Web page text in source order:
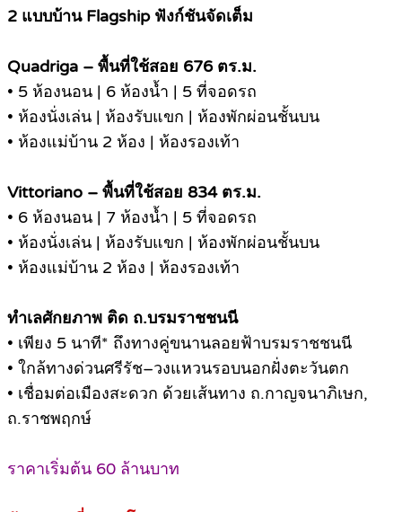
2 แบบบ้าน Flagship ฟังก์ชันจัดเต็ม
Quadriga – พื้นที่ใช้สอย 676 ตร.ม.
• 5 ห้องนอน | 6 ห้องน้ำ | 5 ที่จอดรถ
• ห้องนั่งเล่น | ห้องรับแขก | ห้องพักผ่อนชั้นบน
• ห้องแม่บ้าน 2 ห้อง | ห้องรองเท้า
Vittoriano – พื้นที่ใช้สอย 834 ตร.ม.
• 6 ห้องนอน | 7 ห้องน้ำ | 5 ที่จอดรถ
• ห้องนั่งเล่น | ห้องรับแขก | ห้องพักผ่อนชั้นบน
• ห้องแม่บ้าน 2 ห้อง | ห้องรองเท้า
ทำเลศักยภาพ ติด ถ.บรมราชชนนี
• เพียง 5 นาที* ถึงทางคู่ขนานลอยฟ้าบรมราชชนนี
• ใกล้ทางด่วนศรีรัช–วงแหวนรอบนอกฝั่งตะวันตก
• เชื่อมต่อเมืองสะดวก ด้วยเส้นทาง ถ.กาญจนาภิเษก,
ถ.ราชพฤกษ์
ราคาเริ่มต้น 60 ล้านบาท